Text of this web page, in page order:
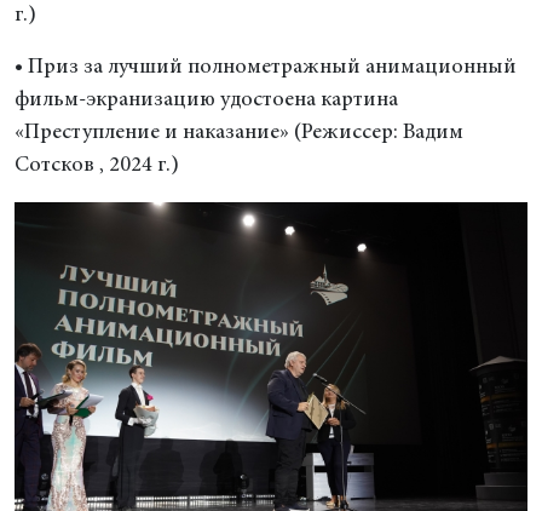
г.)
• Приз за лучший полнометражный анимационный
фильм-экранизацию удостоена картина
«Преступление и наказание» (Режиссер: Вадим
Сотсков , 2024 г.)